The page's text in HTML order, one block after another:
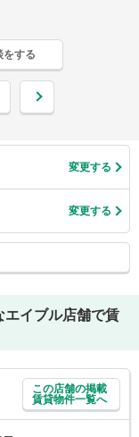
をする
変更する
変更する
エイブル店舗で賃
この店舗の掲載
賃貸物件一覧へ